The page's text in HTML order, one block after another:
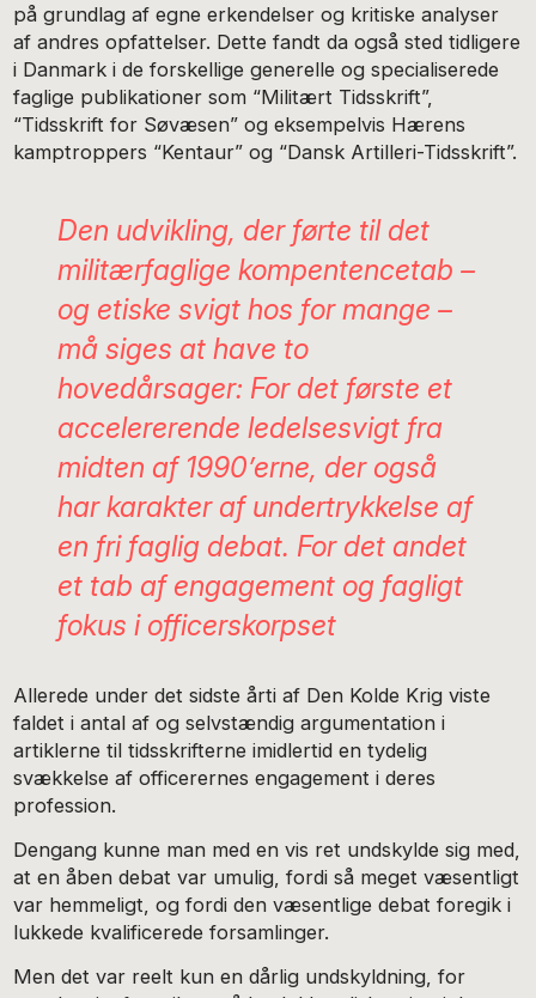
på grundlag af egne erkendelser og kritiske analyser
af andres opfattelser. Dette fandt da også sted tidligere
i Danmark i de forskellige generelle og specialiserede
faglige publikationer som “Militært Tidsskrift”,
“Tidsskrift for Søvæsen” og eksempelvis Hærens
kamptroppers “Kentaur” og “Dansk Artilleri-Tidsskrift”.
Den udvikling, der førte til det
militærfaglige kompentencetab –
og etiske svigt hos for mange –
må siges at have to
hovedårsager: For det første et
accelererende ledelsesvigt fra
midten af 1990’erne, der også
har karakter af undertrykkelse af
en fri faglig debat. For det andet
et tab af engagement og fagligt
fokus i officerskorpset
Allerede under det sidste årti af Den Kolde Krig viste
faldet i antal af og selvstændig argumentation i
artiklerne til tidsskrifterne imidlertid en tydelig
svækkelse af officerernes engagement i deres
profession.
Dengang kunne man med en vis ret undskylde sig med,
at en åben debat var umulig, fordi så meget væsentligt
var hemmeligt, og fordi den væsentlige debat foregik i
lukkede kvalificerede forsamlinger.
Men det var reelt kun en dårlig undskyldning, for